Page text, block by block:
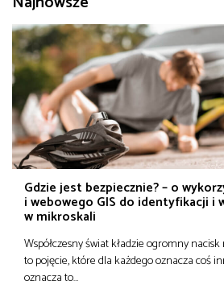
do
Biznes
Infrastruktura i
Turystyka i
Architektura, inżynieria i
Gdzie jest bezpiecznie? – o
i webowego GIS do identyfikacji i
w mikroskali
Współczesny świat kładzie ogromny nacisk
to pojęcie, które dla każdego oznacza coś
oznacza to…